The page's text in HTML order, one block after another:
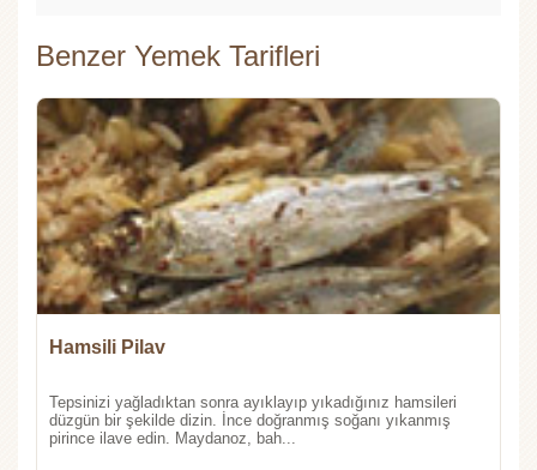
Benzer Yemek Tarifleri
Hamsili Pilav
Tepsinizi yağladıktan sonra ayıklayıp yıkadığınız hamsileri
düzgün bir şekilde dizin. İnce doğranmış soğanı yıkanmış
pirince ilave edin. Maydanoz, bah...